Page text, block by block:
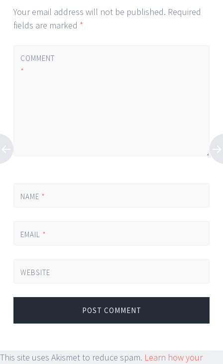
Your email address will not be published. Required
fields are marked *
COMMENT
*
NAME *
EMAIL *
WEBSITE
This site uses Akismet to reduce spam. Learn how your